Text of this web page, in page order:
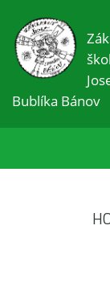
Bublíka Bánov